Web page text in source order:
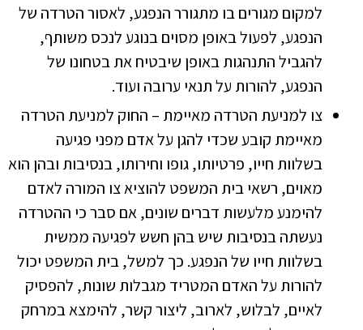
למקום מגורים בו מתגורר הנפגע, לאסור הטרדה של
הנפגע, לפעול באופן מסוים בנוגע לנכס משותף,
להגביל התנהגות באופן שיבטיח את בטחונו של
הנפגע, להורות על תנאי ערובה ועוד.
צו למניעת הטרדה מאיימת – החוק למניעת הטרדה
מאיימת קובע שכדי להגן על אדם מפני פגיעה
בשלוות חייו, פרטיותו, גופו וחירותו, בנסיבות ובהן הוא
מאוים, רשאי בית המשפט להוציא צו המורה לאדם
להימנע מלעשות דברים שונים, אם סבר כי ההטרדה
נעשתה בנסיבות שיש בהן חשש לפגיעה ממשית
בשלוות חייו של הנפגע. כך למשל, בית המשפט יכול
להורות על האדם המטריד מגבלות שונות, להפסיק
לאיים, לבלוש, לארוב, ליצור קשר, להימצא במרחק